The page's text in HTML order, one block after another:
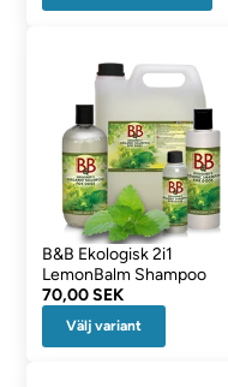
B&B Ekologisk 2i1
LemonBalm Shampoo
70,00 SEK
Välj variant